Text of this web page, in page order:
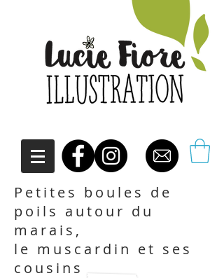
Petites boules de
poils autour du
marais,
le muscardin et ses
cousins